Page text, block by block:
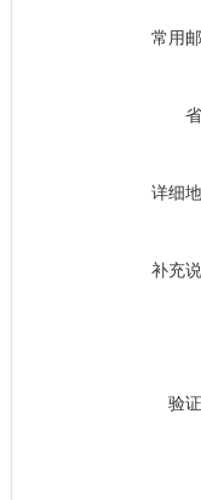
常用
详细
补充
验